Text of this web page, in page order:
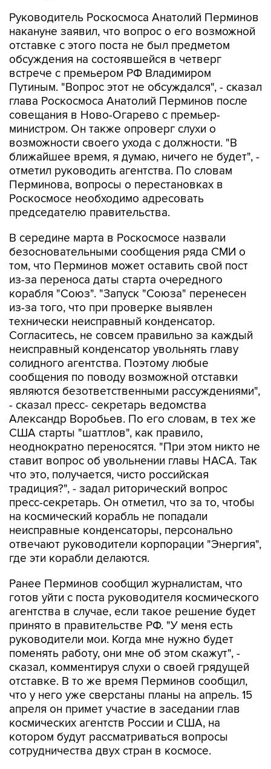
Руководитель Роскосмоса Анатолий Перминов
накануне заявил, что вопрос о его возможной
отставке с этого поста не был предметом
обсуждения на состоявшейся в четверг
встрече с премьером РФ Владимиром
Путиным. "Вопрос этот не обсуждался", - сказал
глава Роскосмоса Анатолий Перминов после
совещания в Ново-Огарево с премьер-
министром. Он также опроверг слухи о
возможности своего ухода с должности. "В
ближайшее время, я думаю, ничего не будет", -
отметил руководить агентства. По словам
Перминова, вопросы о перестановках в
Роскосмосе необходимо адресовать
председателю правительства.
В середине марта в Роскосмосе назвали
безосновательными сообщения ряда СМИ о
том, что Перминов может оставить свой пост
из-за переноса даты старта очередного
корабля "Союз". "Запуск "Союза" перенесен
из-за того, что при проверке выявлен
технически неисправный конденсатор.
Согласитесь, не совсем правильно за каждый
неисправный конденсатор увольнять главу
солидного агентства. Поэтому любые
сообщения по поводу возможной отставки
являются безответственными рассуждениями",
- сказал пресс- секретарь ведомства
Александр Воробьев. По его словам, в тех же
США старты "шаттлов", как правило,
неоднократно переносятся. "При этом никто не
ставит вопрос об увольнении главы НАСА. Так
что это, получается, чисто российская
традиция?", - задал риторический вопрос
пресс-секретарь. Он отметил, что за то, чтобы
на космический корабль не попадали
неисправные конденсаторы, персонально
отвечают руководители корпорации "Энергия",
где эти корабли делаются.
Ранее Перминов сообщил журналистам, что
готов уйти с поста руководителя космического
агентства в случае, если такое решение будет
принято в правительстве РФ. "У меня есть
руководители мои. Когда мне нужно будет
поменять работу, они мне об этом скажут", -
сказал, комментируя слухи о своей грядущей
отставке. В то же время Перминов сообщил,
что у него уже сверстаны планы на апрель. 15
апреля он примет участие в заседании глав
космических агентств России и США, на
котором будут рассматриваться вопросы
сотрудничества двух стран в космосе.